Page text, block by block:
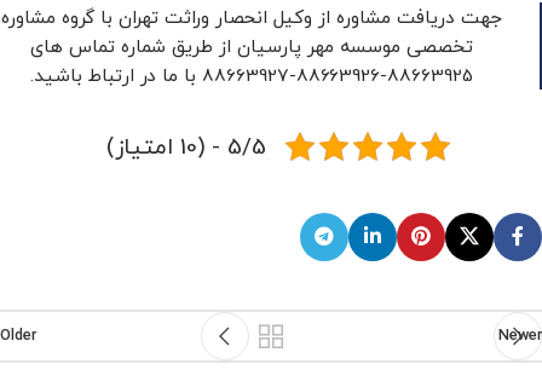
جهت دریافت مشاوره از وکیل انحصار وراثت تهران با گروه مشاوره
تخصصی موسسه مهر پارسیان از طریق شماره تماس های
88663925-88663926-88663927 با ما در ارتباط باشید.
5/5 - (10 امتیاز)
Newer
Older